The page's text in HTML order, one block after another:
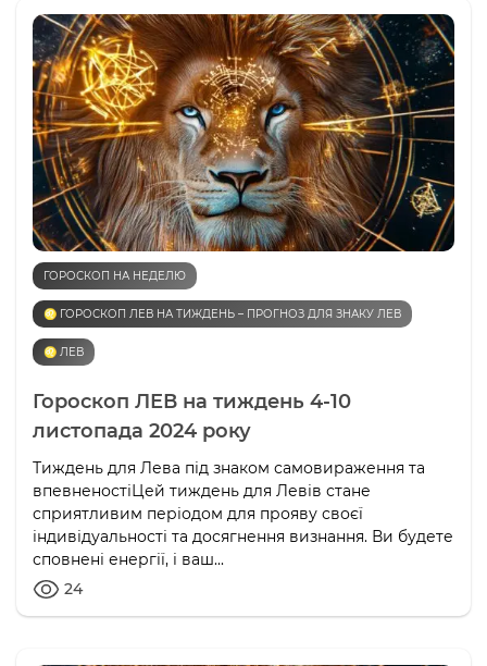
ГОРОСКОП НА НЕДЕЛЮ
♌️ ГОРОСКОП ЛЕВ НА ТИЖДЕНЬ – ПРОГНОЗ ДЛЯ ЗНАКУ ЛЕВ
♌️ ЛЕВ
Гороскоп ЛЕВ на тиждень 4-10
листопада 2024 року
Тиждень для Лева під знаком самовираження та
впевненостіЦей тиждень для Левів стане
сприятливим періодом для прояву своєї
індивідуальності та досягнення визнання. Ви будете
сповнені енергії, і ваш...
24